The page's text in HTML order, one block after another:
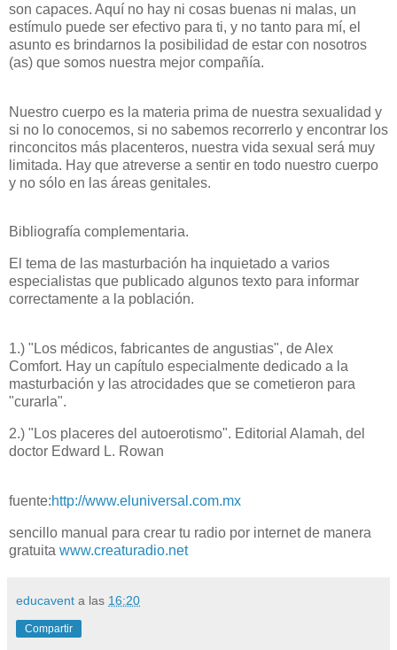
son capaces. Aquí no hay ni cosas buenas ni malas, un
estímulo puede ser efectivo para ti, y no tanto para mí, el
asunto es brindarnos la posibilidad de estar con nosotros
(as) que somos nuestra mejor compañía.
Nuestro cuerpo es la materia prima de nuestra sexualidad y
si no lo conocemos, si no sabemos recorrerlo y encontrar los
rinconcitos más placenteros, nuestra vida sexual será muy
limitada. Hay que atreverse a sentir en todo nuestro cuerpo
y no sólo en las áreas genitales.
Bibliografía complementaria.
El tema de las masturbación ha inquietado a varios
especialistas que publicado algunos texto para informar
correctamente a la población.
1.) "Los médicos, fabricantes de angustias", de Alex
Comfort. Hay un capítulo especialmente dedicado a la
masturbación y las atrocidades que se cometieron para
"curarla".
2.) "Los placeres del autoerotismo". Editorial Alamah, del
doctor Edward L. Rowan
fuente:http://www.eluniversal.com.mx
sencillo manual para crear tu radio por internet de manera
gratuita www.creaturadio.net
educavent a las 16:20
Compartir